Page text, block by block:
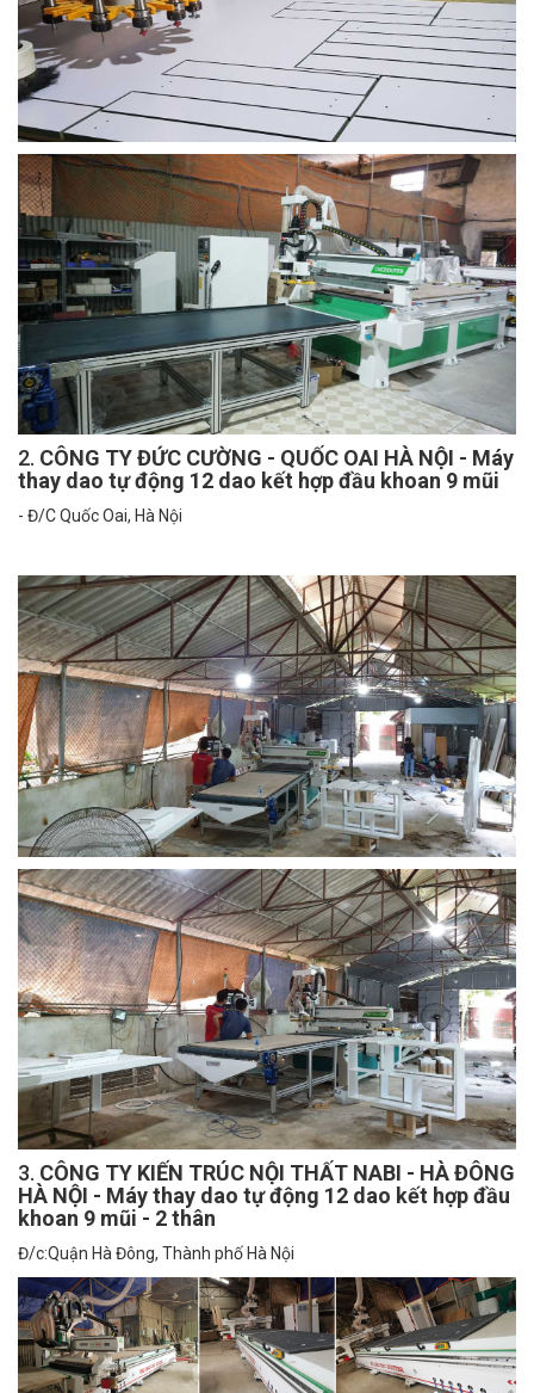
2. CÔNG TY ĐỨC CƯỜNG - QUỐC OAI HÀ NỘI - Máy
thay dao tự động 12 dao kết hợp đầu khoan 9 mũi
- Đ/C Quốc Oai, Hà Nội
3. CÔNG TY KIẾN TRÚC NỘI THẤT NABI - HÀ ĐÔNG
HÀ NỘI - Máy thay dao tự động 12 dao kết hợp đầu
khoan 9 mũi - 2 thân
Đ/c:Quận Hà Đông, Thành phố Hà Nội